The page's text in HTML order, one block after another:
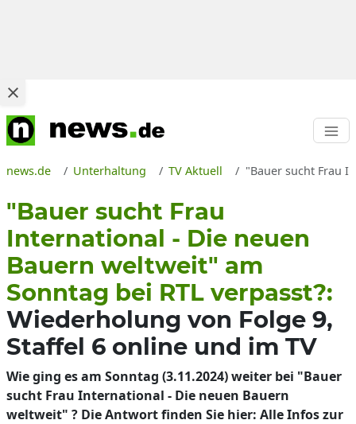
news.de Unterhaltung TV Aktuell "Bauer sucht Frau
"Bauer sucht Frau
International - Die neuen
Bauern weltweit" am
Sonntag bei RTL verpasst?:
Wiederholung von Folge 9,
Staffel 6 online und im TV
Wie ging es am Sonntag (3.11.2024) weiter bei "Bauer
sucht Frau International - Die neuen Bauern
weltweit" ? Die Antwort finden Sie hier: Alle Infos zur